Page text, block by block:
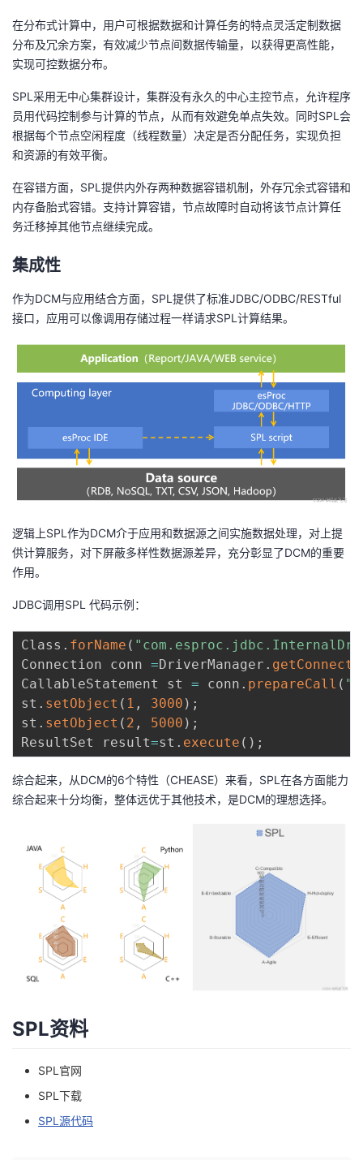
在分布式计算中，用户可根据数据和计算任务的特点灵活定制数据
分布及冗余方案，有效减少节点间数据传输量，以获得更高性能，
实现可控数据分布。
SPL采用无中心集群设计，集群没有永久的中心主控节点，允许程序
员用代码控制参与计算的节点，从而有效避免单点失效。同时SPL会
根据每个节点空闲程度（线程数量）决定是否分配任务，实现负担
和资源的有效平衡。
在容错方面，SPL提供内外存两种数据容错机制，外存冗余式容错和
内存备胎式容错。支持计算容错，节点故障时自动将该节点计算任
务迁移掉其他节点继续完成。
集成性
作为DCM与应用结合方面，SPL提供了标准JDBC/ODBC/RESTful
接口，应用可以像调用存储过程一样请求SPL计算结果。
逻辑上SPL作为DCM介于应用和数据源之间实施数据处理，对上提
供计算服务，对下屏蔽多样性数据源差异，充分彰显了DCM的重要
作用。
JDBC调用SPL 代码示例：
Class . forName (
Connection conn =DriverManager .
CallableStatement st = conn . prepareCall (
st . setObject ( 1 , 3000 ) ;
st . setObject ( 2 , 5000 ) ;
ResultSet result=st . execute ( ) ;
综合起来，从DCM的6个特性（CHEASE）来看，SPL在各方面能力
综合起来十分均衡，整体远优于其他技术，是DCM的理想选择。
SPL资料
SPL官网
SPL下载
SPL源代码